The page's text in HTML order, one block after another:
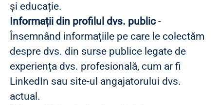
și educație.
Informații din profilul dvs. public-
Însemnând informațiile pe care le colectăm
despre dvs. din surse publice legate de
experiența dvs. profesională, cum ar fi
LinkedIn sau site-ul angajatorului dvs.
actual.